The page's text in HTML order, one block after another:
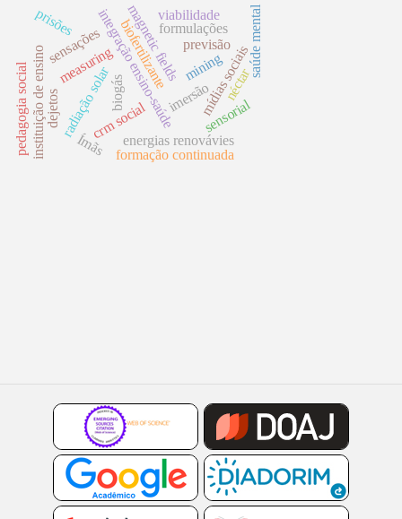
integração ensino-saúde
biogás
measuring magnetic fields
sensações
imersão
radiação solar
energias renovávies
previsão
instituição de ensino mídias sociais
crm social
biofertilizante
dejetos
pedagogia social Ímãs formação continuada
sensorial
formulações
prisões saúde mental
miningnéctar
viabilidade